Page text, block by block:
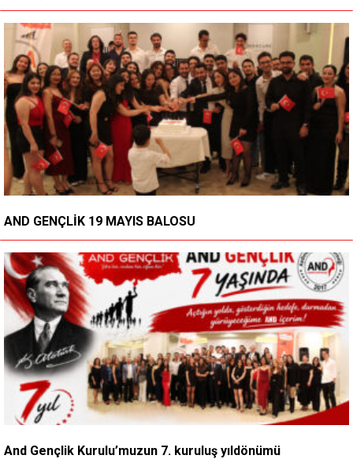
AND GENÇLİK 19 MAYIS BALOSU
And Gençlik Kurulu’muzun 7. kuruluş yıldönümü